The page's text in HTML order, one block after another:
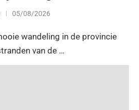
05/08/2026
wandeling in de provincie
van de …